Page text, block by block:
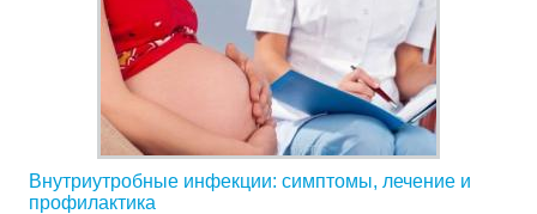
Внутриутробные инфекции: симптомы, лечение и
профилактика